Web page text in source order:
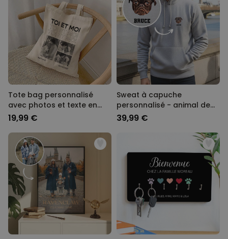
Tote bag personnalisé
avec photos et texte en
noir et blanc
19,99 €
Sweat à capuche
personnalisé - animal de
compagnie version BD
39,99 €